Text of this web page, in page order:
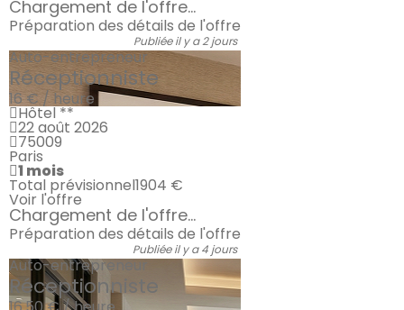
Chargement de l'offre...
Préparation des détails de l'offre
Publiée il y a 2 jours
Auto-entrepreneur
Réceptionniste
16 € / heure
Hôtel **
22 août 2026
75009
Paris
1 mois
Total prévisionnel1904 €
Voir l'offre
Chargement de l'offre...
Préparation des détails de l'offre
Publiée il y a 4 jours
Auto-entrepreneur
Réceptionniste